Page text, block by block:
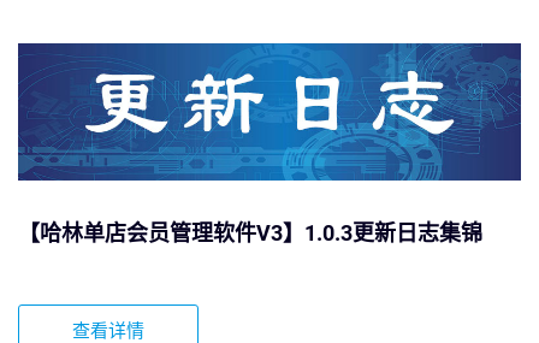
【哈林单店会员管理软件V3】1.0.3更新日志集锦
查看详情